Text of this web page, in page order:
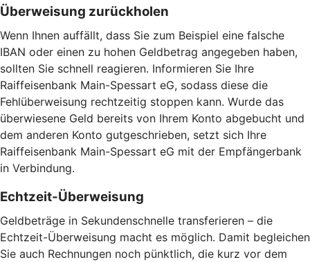
Überweisung zurückholen
Wenn Ihnen auffällt, dass Sie zum Beispiel eine falsche
IBAN oder einen zu hohen Geldbetrag angegeben haben,
sollten Sie schnell reagieren. Informieren Sie Ihre
Raiffeisenbank Main-Spessart eG, sodass diese die
Fehlüberweisung rechtzeitig stoppen kann. Wurde das
überwiesene Geld bereits von Ihrem Konto abgebucht und
dem anderen Konto gutgeschrieben, setzt sich Ihre
Raiffeisenbank Main-Spessart eG mit der Empfängerbank
in Verbindung.
Echtzeit-Überweisung
Geldbeträge in Sekundenschnelle transferieren – die
Echtzeit-Überweisung macht es möglich. Damit begleichen
Sie auch Rechnungen noch pünktlich, die kurz vor dem